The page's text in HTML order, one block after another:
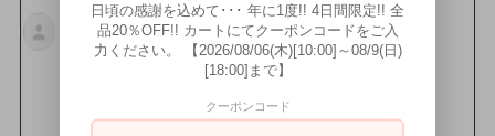
日頃の感謝を込めて･･･ 年に1度!! 4日間限定!! 全
品20％OFF!! カートにてクーポンコードをご入
力ください。 【2026/08/06(木)[10:00]～08/9(日)
[18:00]まで】
クーポンコード